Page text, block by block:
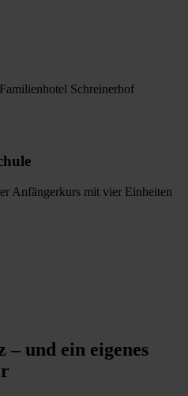
Anfängerkurs mit vier Einheiten
und ein eigenes